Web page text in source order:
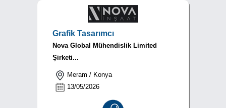
Grafik Tasarımcı
Nova Global Mühendislik Limited
Şirketi...
Meram / Konya
13/05/2026